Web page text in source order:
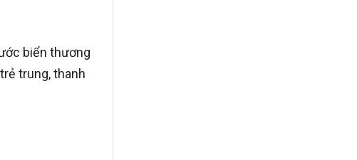
biển thương
trung, thanh